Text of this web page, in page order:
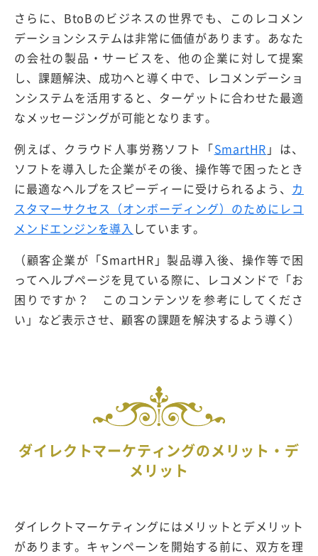
さらに、BtoBのビジネスの世界でも、このレコメン
デーションシステムは非常に価値があります。あなた
の会社の製品・サービスを、他の企業に対して提案
し、課題解決、成功へと導く中で、レコメンデーショ
ンシステムを活用すると、ターゲットに合わせた最適
なメッセージングが可能となります。
例えば、クラウド人事労務ソフト「SmartHR 」は、
ソフトを導入した企業がその後、操作等で困ったとき
に最適なヘルプをスピーディーに受けられるよう、 カ
スタマーサクセス（オンボーディング）のためにレコ
メンドエンジンを導入 しています。
（顧客企業が「SmartHR」製品導入後、操作等で困
ってヘルプページを見ている際に、レコメンドで「お
困りですか？ このコンテンツを参考にしてくださ
い」など表示させ、顧客の課題を解決するよう導く）
ダイレクトマーケティングのメリット・デ
メリット
ダイレクトマーケティングにはメリットとデメリット
があります。キャンペーンを開始する前に、双方を理